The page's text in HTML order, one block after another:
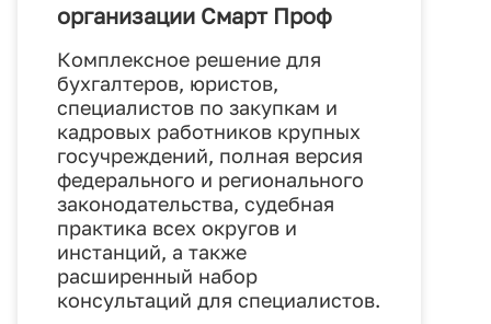
организации Смарт Проф
Комплексное решение для
бухгалтеров, юристов,
специалистов по закупкам и
кадровых работников крупных
госучреждений, полная версия
федерального и регионального
законодательства, судебная
практика всех округов и
инстанций, а также
расширенный набор
консультаций для специалистов.